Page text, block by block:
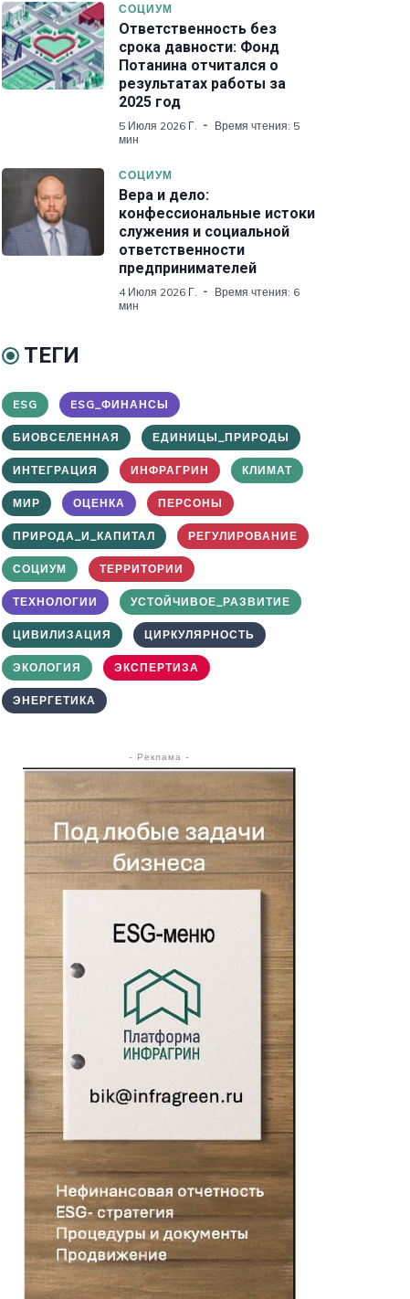
СОЦИУМ
Ответственность без
срока давности: Фонд
Потанина отчитался о
результатах работы за
2025 год
5 Июля 2026 Г.
Время чтения: 5
мин
СОЦИУМ
Вера и дело:
конфессиональные истоки
служения и социальной
ответственности
предпринимателей
4 Июля 2026 Г.
Время чтения: 6
мин
ТЕГИ
ESG ESG_ФИНАНСЫ
БИОВСЕЛЕННАЯ ЕДИНИЦЫ_ПРИРОДЫ
ИНТЕГРАЦИЯ ИНФРАГРИН КЛИМАТ
МИР ОЦЕНКА ПЕРСОНЫ
ПРИРОДА_И_КАПИТАЛ РЕГУЛИРОВАНИЕ
СОЦИУМ ТЕРРИТОРИИ
ТЕХНОЛОГИИ УСТОЙЧИВОЕ_РАЗВИТИЕ
ЦИВИЛИЗАЦИЯ ЦИРКУЛЯРНОСТЬ
ЭКОЛОГИЯ ЭКСПЕРТИЗА
ЭНЕРГЕТИКА
- Реклама -